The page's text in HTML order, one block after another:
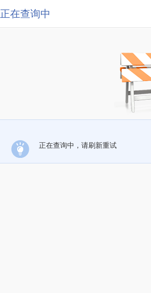
正在查询中
正在查询中，请刷新重试